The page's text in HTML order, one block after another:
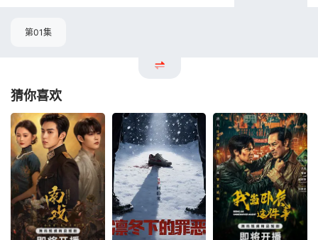
第01集
猜你喜欢